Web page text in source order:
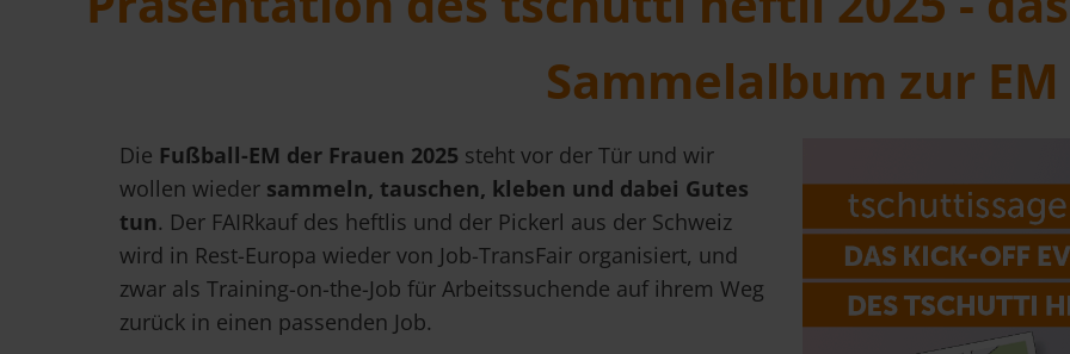
Sammelalbum zur EM
Die Fußball-EM der Frauen 2025 steht vor der Tür und wir
wollen wieder sammeln, tauschen, kleben und dabei Gutes
tun. Der FAIRkauf des heftlis und der Pickerl aus der Schweiz
wird in Rest-Europa wieder von Job-TransFair organisiert, und
zwar als Training-on-the-Job für Arbeitssuchende auf ihrem Weg
zurück in einen passenden Job.